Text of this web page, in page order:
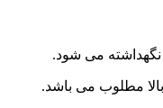
نگهداشته می شود.